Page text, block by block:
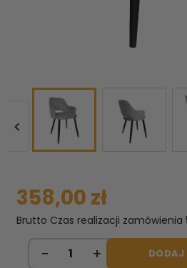

358,00 zł
Brutto Czas realizacji
DODAJ